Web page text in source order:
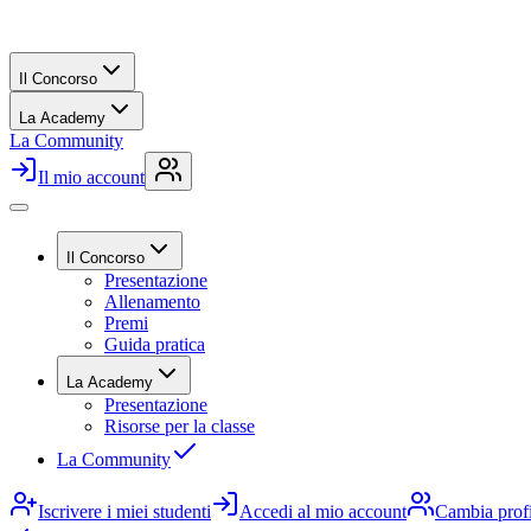
Il Concorso
La Academy
La Community
Il mio account
Il Concorso
Presentazione
Allenamento
Premi
Guida pratica
La Academy
Presentazione
Risorse per la classe
La Community
Iscrivere i miei studenti Accedi al mio account Cambia